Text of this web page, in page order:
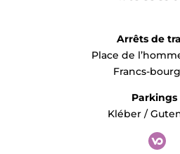
Arrêts de
Place de
Francs-
Parkings
Kléber /